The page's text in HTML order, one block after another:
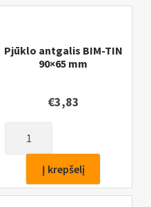
88mm
d/MFE
Pjūklo antgalis BIM-TIN
90×65 mm
€3,83
antgalis
BIM-
Į krepšelį